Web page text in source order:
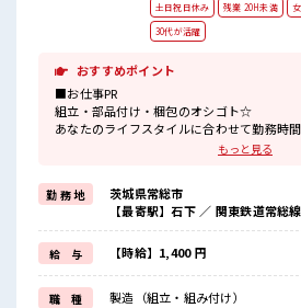
土日祝日休み
残業 20H未満
30代が活躍
おすすめポイント
■お仕事PR
組立・部品付け・梱包のオシゴト☆
あなたのライフスタイルに合わせて勤務時
休日は「土日祝休み&大型連休あり」！
明るすぎたり奇抜すぎはNGですが基本的に
担当へ)☆
制服アリなのでナニ着ていこうか朝の悩み
制服通勤OK！
最初は誰でも未経験スタート！
イチからスキルUP・ステップUPしていきま
一息つける休憩スペースもあります！
もっと見る
勤 務 地
茨城県常総市
【最寄駅】石下 ／ 関東鉄道常総線
給 与 【時給】1,400 円
職 種 製造（組立・組み付け）